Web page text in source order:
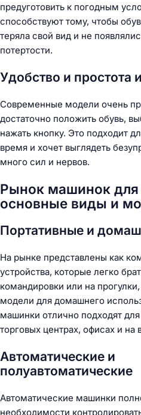
предуготовить к погодным
способствуют тому, чтобы
теряла свой вид и не
потертости.
Удобство и простота
Современные модели очень
достаточно положить обувь,
нажать кнопку. Это подходит
время и хочет выглядеть
много сил и нервов.
Рынок машинок для
основные виды и
Портативные и
На рынке представлены как
устройства, которые легко
командировки или на
модели для домашнего
машинки отлично подходят
торговых центрах, офисах и на
Автоматические и
полуавтоматические
Автоматические машинки
необходимости